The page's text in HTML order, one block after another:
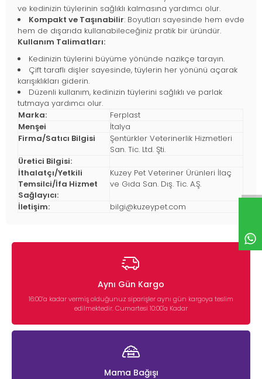
ve kedinizin tüylerinin sağlıklı kalmasına yardımcı olur.
Kompakt ve Taşınabilir: Boyutları sayesinde hem evde
hem de dışarıda kullanabileceğiniz pratik bir üründür.
Kullanım Talimatları:
Kedinizin tüylerini büyüme yönünde nazikçe tarayın.
Çift taraflı dişler sayesinde, tüylerin her yönünü açarak
karışıklıkları giderin.
Düzenli kullanım, kedinizin tüylerini sağlıklı ve parlak
tutmaya yardımcı olur.
Marka:
Ferplast
Menşei
İtalya
Firma/Satıcı Bilgisi
Şentürkler Veterinerlik Hizmetleri
San. Tic. Ltd. Şti.
Üretici Bilgisi:
İthalatçı/Yetkili
Temsilci/İfa Hizmet
Sağlayıcı:
Kuzey Pet Veteriner Ürünleri İlaç
ve Gıda San. Dış. Tic. A.Ş.
İletişim: bilgi@kuzeypet.com
Aynı Gün Kargo
16:00’a kadar vermiş olduğunuz siparişler aynı gün kargoya teslim
edilmektedir. Cumartesi 10:00'a Kadar
Mama Bağışı